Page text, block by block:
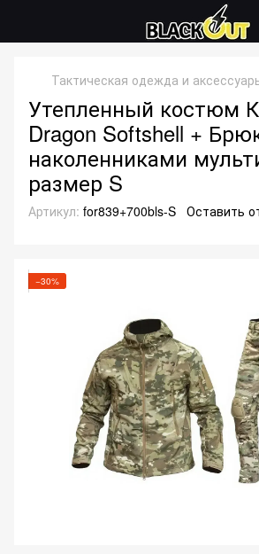
Тактическая одежда и
Утепленный костюм
Dragon Softshell +
наколенниками
размер S
Артикул: for839+700bls-S Оставить
−30%